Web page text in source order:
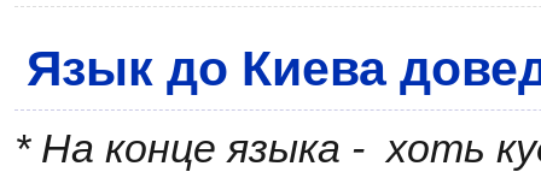
Язык до Киева
* На конце языка - хоть